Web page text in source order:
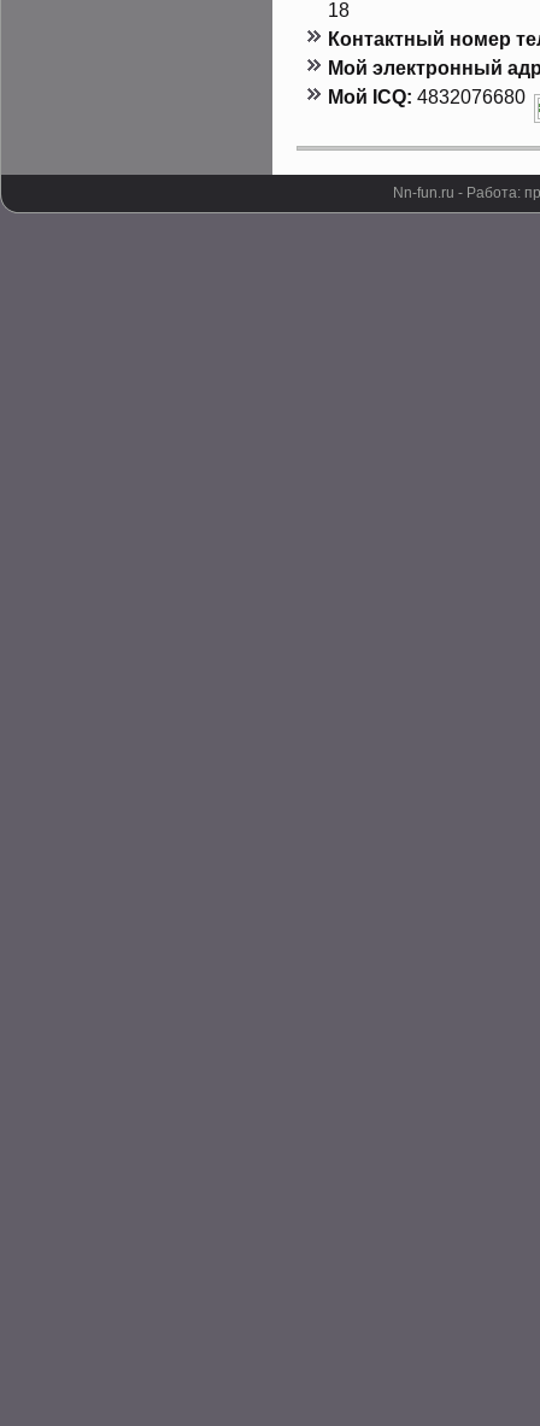
18
Контактный номер
Мой электронный
Мой ICQ: 4832076680
Nn-fun.ru - Работа: